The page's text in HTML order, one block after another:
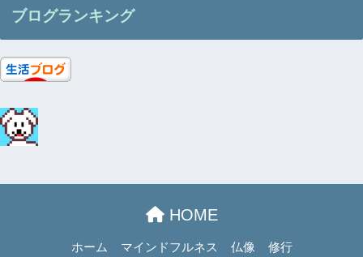
ブログランキング
HOME
ホーム マインドフルネス 仏像 修行